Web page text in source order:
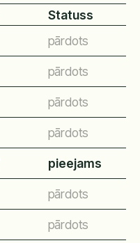
Statuss
pārdots
pārdots
pārdots
pārdots
pieejams
pārdots
pārdots